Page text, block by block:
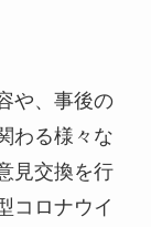
や、事後の
わる様々な
見交換を行
コロナウイ